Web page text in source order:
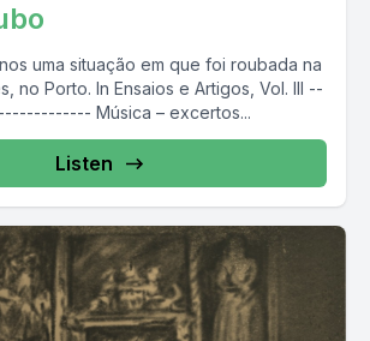
uma situação em que foi roubada na
e Artigos, Vol. III --
------------------------------ Música – excertos...
Listen